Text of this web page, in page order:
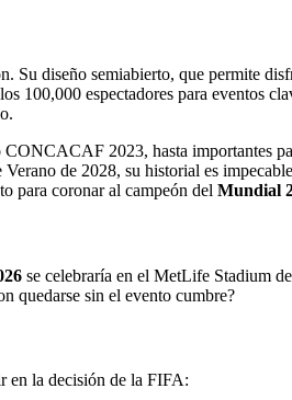
Su diseño semiabierto, que permite
100,000 espectadores para eventos
2023, hasta importantes
de 2028, su historial es
para coronar al campeón del Mundial
se celebraría en el MetLife Stadium
quedarse sin el evento cumbre?
en la decisión de la FIFA: